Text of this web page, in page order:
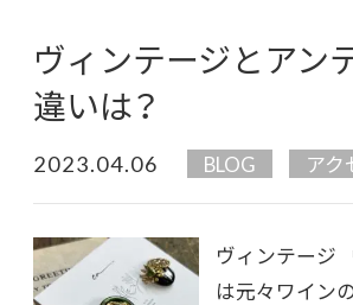
ヴィンテージとアン
違いは？
2023.04.06 BLOG アク
ヴィンテージ
は元々ワイン